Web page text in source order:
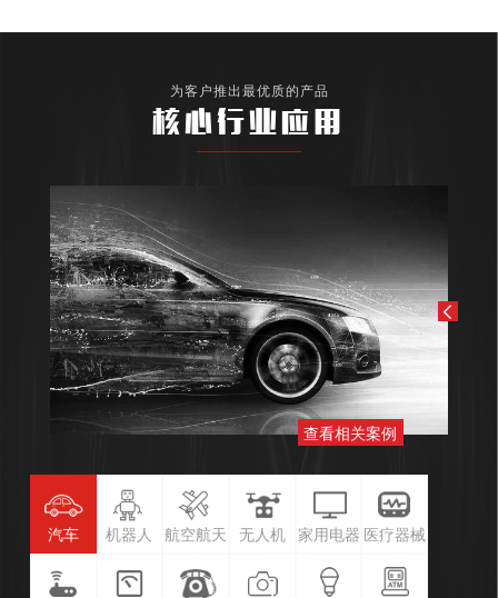
为客户推出最优质的产品
核心行业应用
查看相关案例
汽车 机器人 航空航天 无人机 家用电器 医疗器械